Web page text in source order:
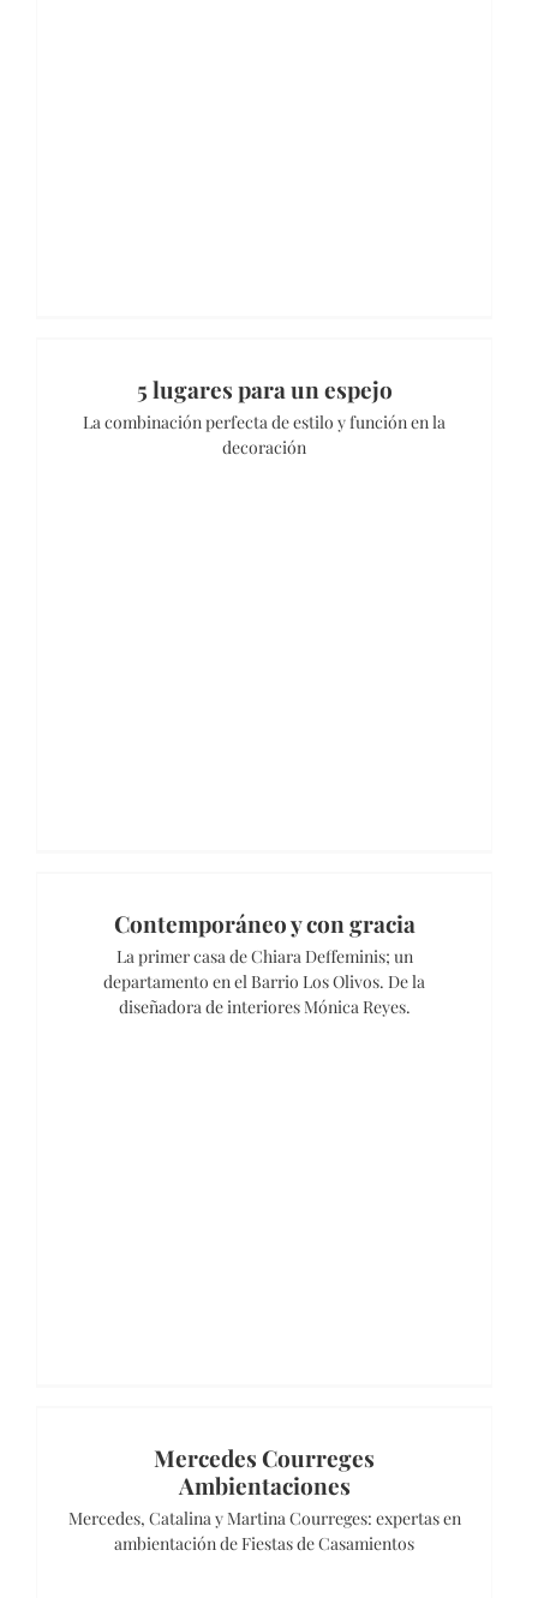
5 lugares para un espejo
La combinación perfecta de estilo y función en la
decoración
Contemporáneo y con gracia
La primer casa de Chiara Deffeminis; un
departamento en el Barrio Los Olivos. De la
diseñadora de interiores Mónica Reyes.
Mercedes Courreges
Ambientaciones
Mercedes, Catalina y Martina Courreges: expertas en
ambientación de Fiestas de Casamientos